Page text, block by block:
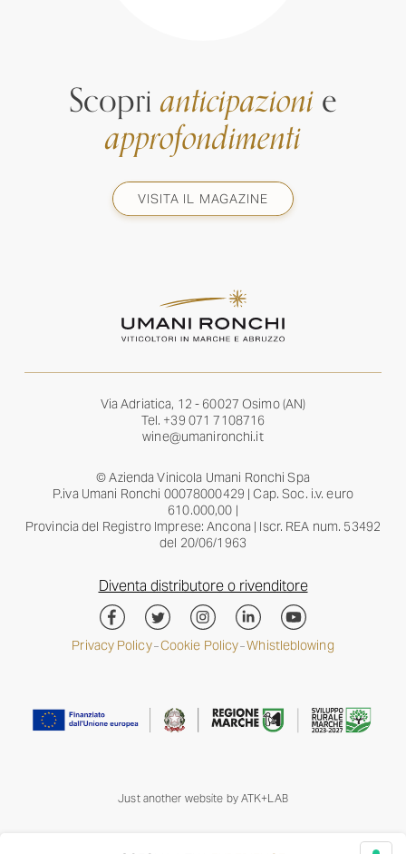
Scoprianticipazionie
approfondimenti
VISITA IL MAGAZINE
Via Adriatica, 12 - 60027 Osimo (AN)
Tel. +39 071 7108716
wine@umanironchi.it
© Azienda Vinicola Umani Ronchi Spa
P.iva Umani Ronchi 00078000429 | Cap. Soc. i.v. euro
610.000,00 |
Provincia del Registro Imprese: Ancona | Iscr. REA num. 53492
del 20/06/1963
Diventa distributore o rivenditore
Privacy Policy–Cookie Policy–Whistleblowing
Just another website by ATK+LAB